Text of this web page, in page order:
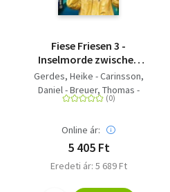
Fiese Friesen 3 -
Inselmorde zwischen
Ebbe und Blut -
Kurzkrimis
Gerdes, Heike - Carinsson,
Daniel - Breuer, Thomas -
Heinrichs, Kathrin - Kölpin,
Schmidt, Manfred C. -
Knorr, Herbert - Godazgar,
Peter - Gerdes, Peter -
Kastura, Thomas
Online ár:
5 405 Ft
Eredeti ár: 5 689 Ft